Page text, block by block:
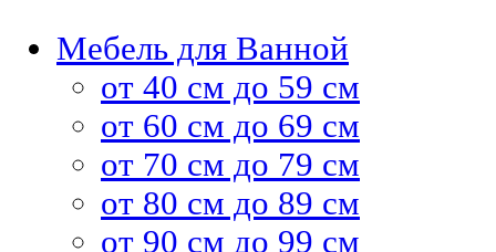
Мебель для Ванной
от 40 см до 59 см
от 60 см до 69 см
от 70 см до 79 см
от 80 см до 89 см
от 90 см до 99 см